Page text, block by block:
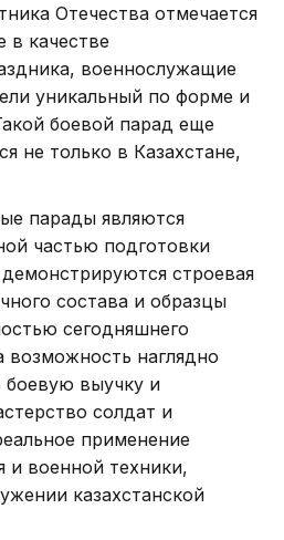
Отечества отмечается
в качестве
военнослужащие
уникальный по форме и
боевой парад еще
не только в Казахстане,
парады являются
частью подготовки
строевая
состава и образцы
сегодняшнего
возможность наглядно
боевую выучку и
солдат и
применение
и военной техники,
казахстанской